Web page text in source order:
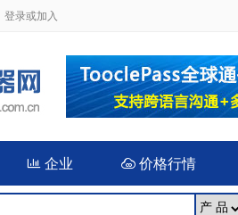
登录或加入
 企业 价格行情